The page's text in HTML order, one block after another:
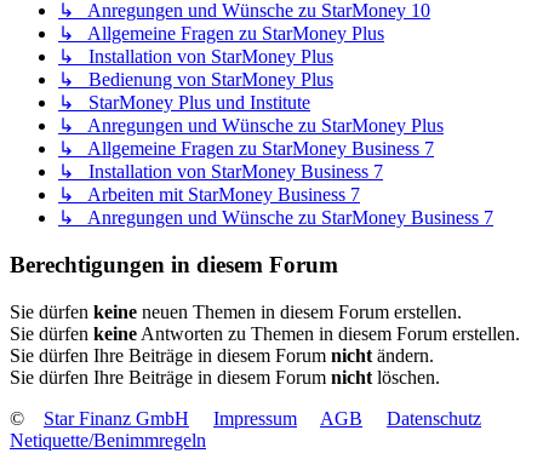
↳ Anregungen und Wünsche zu StarMoney 10
↳ Allgemeine Fragen zu StarMoney Plus
↳ Installation von StarMoney Plus
↳ Bedienung von StarMoney Plus
↳ StarMoney Plus und Institute
↳ Anregungen und Wünsche zu StarMoney Plus
↳ Allgemeine Fragen zu StarMoney Business 7
↳ Installation von StarMoney Business 7
↳ Arbeiten mit StarMoney Business 7
↳ Anregungen und Wünsche zu StarMoney Business 7
Berechtigungen in diesem Forum
Sie dürfen keine neuen Themen in diesem Forum erstellen.
Sie dürfen keine Antworten zu Themen in diesem Forum erstellen.
Sie dürfen Ihre Beiträge in diesem Forum nicht ändern.
Sie dürfen Ihre Beiträge in diesem Forum nicht löschen.
©
Star Finanz GmbH Impressum AGB
Datenschutz
Netiquette/Benimmregeln